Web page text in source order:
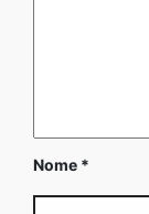
Nome *